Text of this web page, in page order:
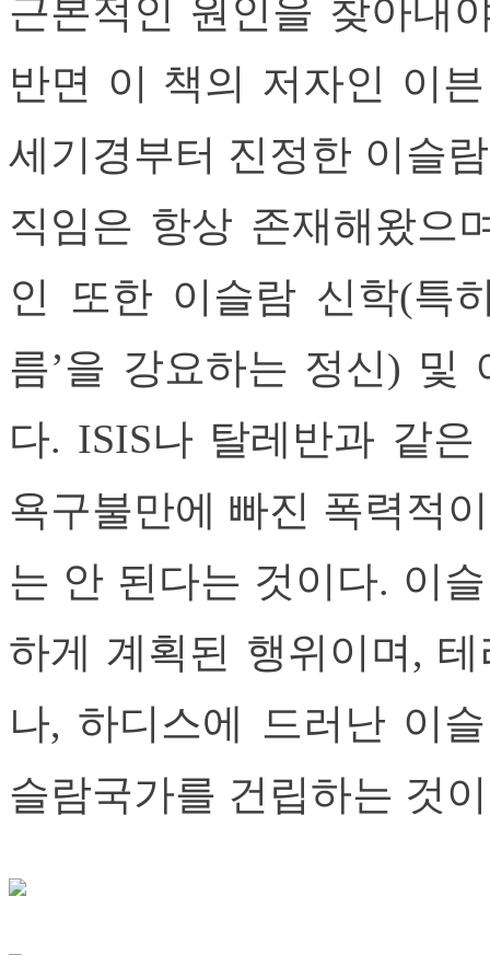
근본적인 원인을 찾아내
반면 이 책의 저자인 이
세기경부터 진정한 이슬
직임은 항상 존재해왔으
인 또한 이슬람 신학(특
름’을 강요하는 정신) 및
다. ISIS나 탈레반과 같
욕구불만에 빠진 폭력적
는 안 된다는 것이다. 이
하게 계획된 행위이며,
나, 하디스에 드러난 이
슬람국가를 건립하는 것